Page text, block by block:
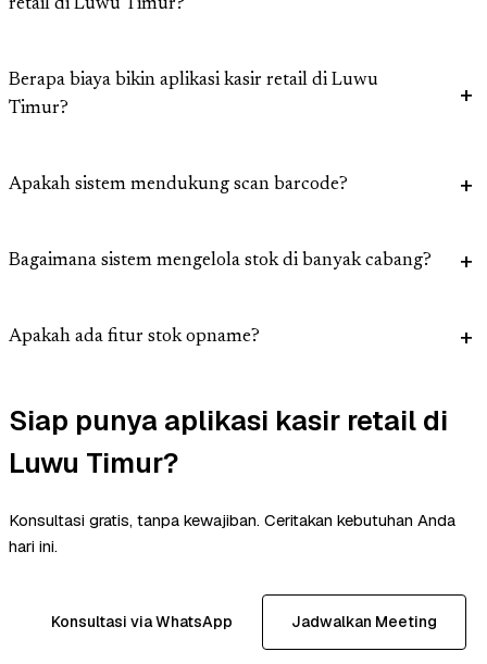
retail di Luwu Timur?
Berapa biaya bikin aplikasi kasir retail di Luwu
Timur?
Apakah sistem mendukung scan barcode?
Bagaimana sistem mengelola stok di banyak cabang?
Apakah ada fitur stok opname?
Siap punya aplikasi kasir retail di
Luwu Timur?
Konsultasi gratis, tanpa kewajiban. Ceritakan kebutuhan Anda
hari ini.
Konsultasi via WhatsApp Jadwalkan Meeting